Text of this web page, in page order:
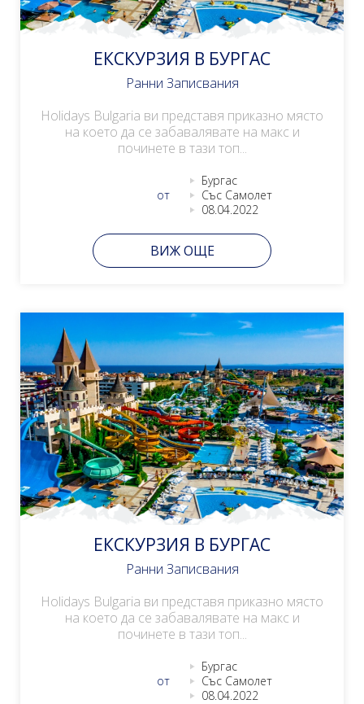
ЕКСКУРЗИЯ В БУРГАС
Ранни Записвания
Holidays Bulgaria ви представя приказно място
на което да се забавалявате на макс и
починете в тази топ...
от
Бургас
Със Самолет
08.04.2022
ВИЖ ОЩЕ
ЕКСКУРЗИЯ В БУРГАС
Ранни Записвания
Holidays Bulgaria ви представя приказно място
на което да се забавалявате на макс и
починете в тази топ...
от
Бургас
Със Самолет
08.04.2022